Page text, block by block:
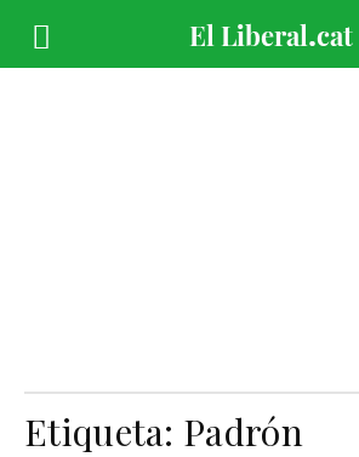
Etiqueta: Padrón